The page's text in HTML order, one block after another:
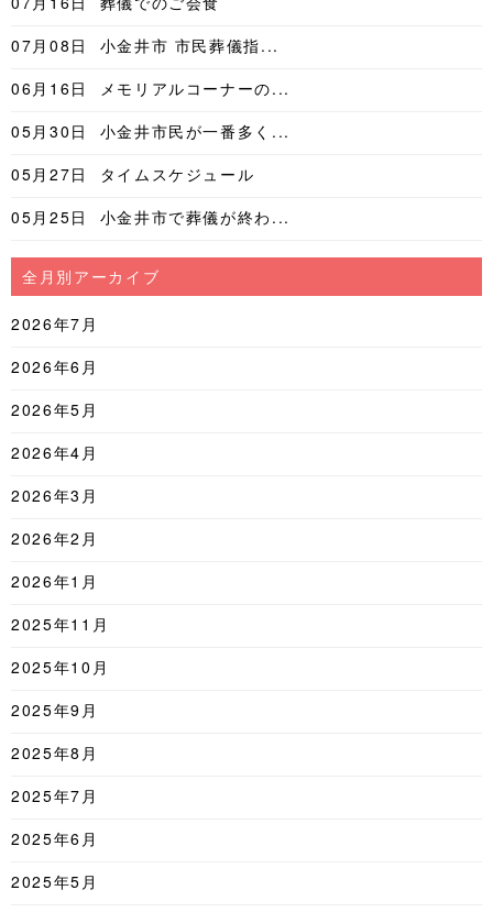
07月08日
小金井市 市民葬儀指...
06月16日
メモリアルコーナーの...
05月30日
小金井市民が一番多く...
05月27日
タイムスケジュール
05月25日
小金井市で葬儀が終わ...
全月別アーカイブ
2026年7月
2026年6月
2026年5月
2026年4月
2026年3月
2026年2月
2026年1月
2025年11月
2025年10月
2025年9月
2025年8月
2025年7月
2025年6月
2025年5月